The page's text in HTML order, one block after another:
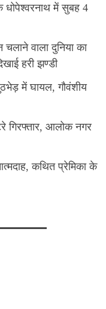
धोपेश्वरनाथ में सुबह 4
वाला दुनिया का
हरी झण्डी
में घायल, गौवंशीय
गिरफ्तार, आलोक नगर
कथित प्रेमिका के